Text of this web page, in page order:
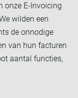
onze E-Invoicing
wilden een
de onnodige
van hun facturen
aantal functies,